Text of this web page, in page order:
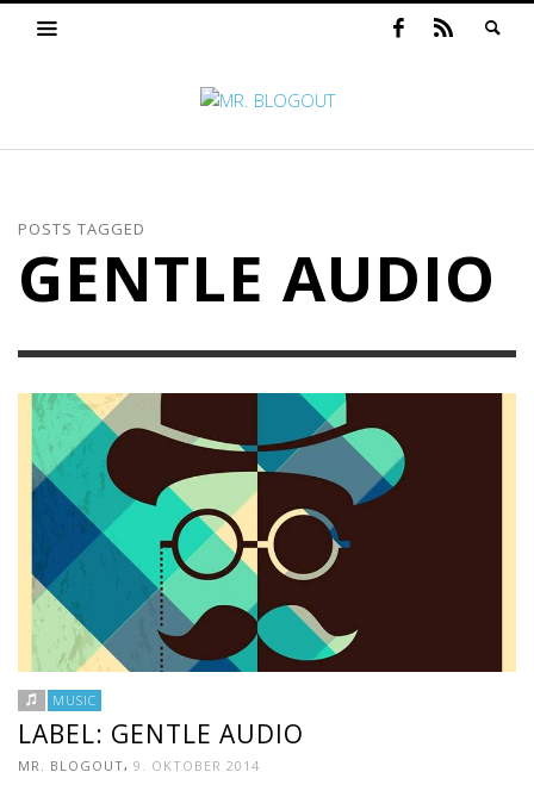
POSTS TAGGED
GENTLE AUDIO
MUSIC
LABEL: GENTLE AUDIO
MR. BLOGOUT, 9. OKTOBER 2014